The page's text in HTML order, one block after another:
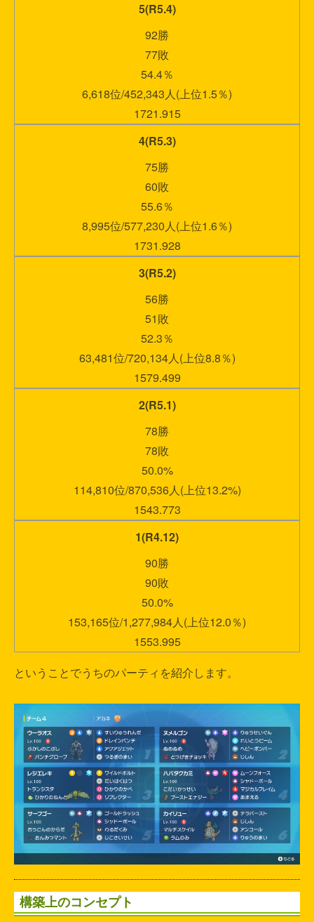
5(R5.4)
92勝
77敗
54.4％
6,618位/452,343人(上位1.5％)
1721.915
4(R5.3)
75勝
60敗
55.6％
8,995位/577,230人(上位1.6％)
1731.928
3(R5.2)
56勝
51敗
52.3％
63,481位/720,134人(上位8.8％)
1579.499
2(R5.1)
78勝
78敗
50.0%
114,810位/870,536人(上位13.2%)
1543.773
1(R4.12)
90勝
90敗
50.0%
153,165位/1,277,984人(上位12.0％)
1553.995
ということでうちのパーティを紹介します。
構築上のコンセプト